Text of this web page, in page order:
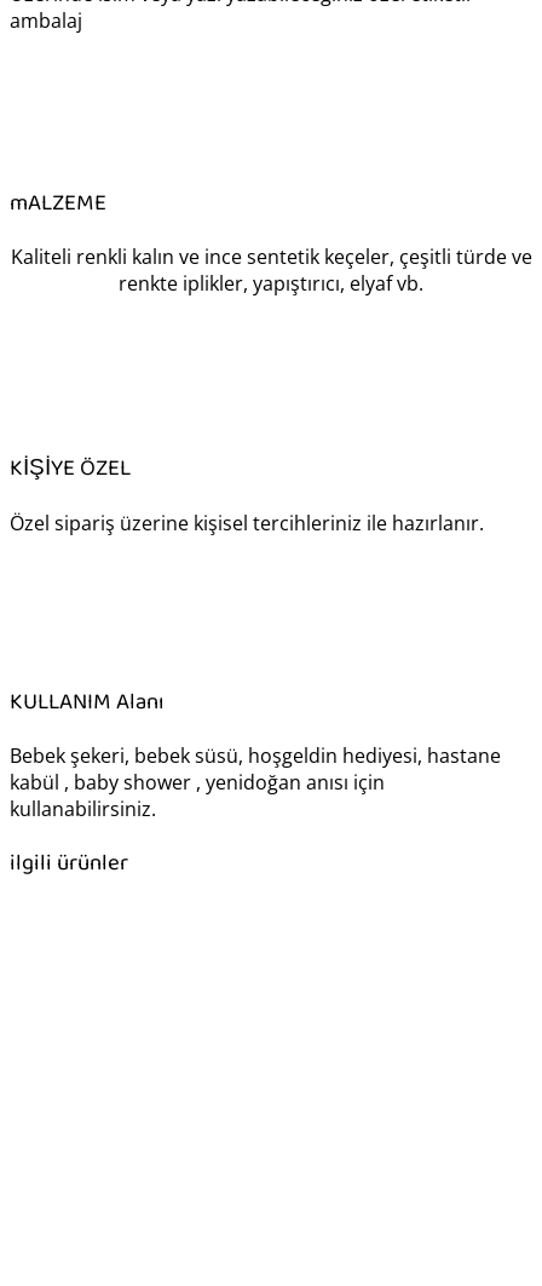
ambalaj
mALZEME
Kaliteli renkli kalın ve ince sentetik keçeler, çeşitli türde ve
renkte iplikler, yapıştırıcı, elyaf vb.
KİŞİYE ÖZEL
Özel sipariş üzerine kişisel tercihleriniz ile hazırlanır.
KULLANIM Alanı
Bebek şekeri, bebek süsü, hoşgeldin hediyesi, hastane
kabül , baby shower , yenidoğan anısı için
kullanabilirsiniz.
ilgili ürünler